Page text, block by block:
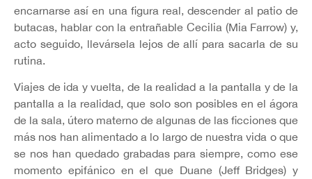
encarnarse así en una figura real, descender al patio de
butacas, hablar con la entrañable Cecilia (Mia Farrow) y,
acto seguido, llevársela lejos de allí para sacarla de su
rutina.
Viajes de ida y vuelta, de la realidad a la pantalla y de la
pantalla a la realidad, que solo son posibles en el ágora
de la sala, útero materno de algunas de las ficciones que
más nos han alimentado a lo largo de nuestra vida o que
se nos han quedado grabadas para siempre, como ese
momento epifánico en el que Duane (Jeff Bridges) y